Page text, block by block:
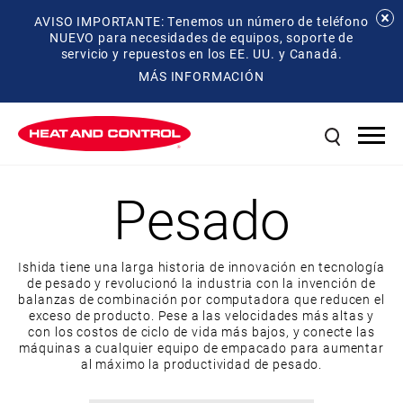
AVISO IMPORTANTE: Tenemos un número de teléfono
NUEVO para necesidades de equipos, soporte de
servicio y repuestos en los EE. UU. y Canadá.
MÁS INFORMACIÓN
Pesado
Ishida tiene una larga historia de innovación en tecnología
de pesado y revolucionó la industria con la invención de
balanzas de combinación por computadora que reducen el
exceso de producto. Pese a las velocidades más altas y
con los costos de ciclo de vida más bajos, y conecte las
máquinas a cualquier equipo de empacado para aumentar
al máximo la productividad de pesado.